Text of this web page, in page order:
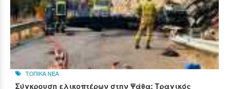
ΤΟΠΙΚΑ ΝΕΑ
Σύγκρουση ελικοπτέρων στην Ψάθα: Τραγικός